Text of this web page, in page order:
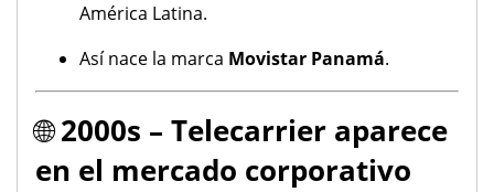
América Latina.
Así nace la marca Movistar Panamá.
🌐2000s – Telecarrier aparece
en el mercado corporativo